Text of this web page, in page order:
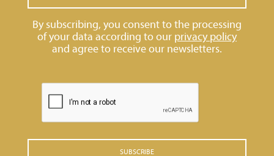
By subscribing, you consent to the processing
of your data according to our privacy policy
and agree to receive our newsletters.
SUBSCRIBE